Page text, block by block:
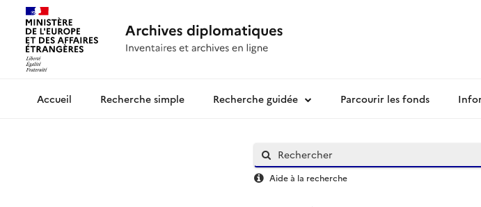
Archives diplomatiquesRecherche simple Recherche guidée Parcourir les fonds
Aide à la recherche